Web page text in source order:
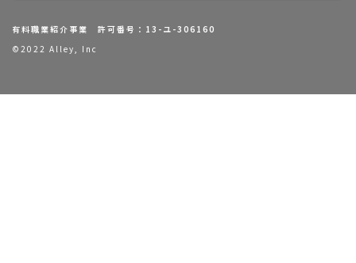
有料職業紹介事業 許可番号：13-ユ-306160
©2022 Alley, Inc